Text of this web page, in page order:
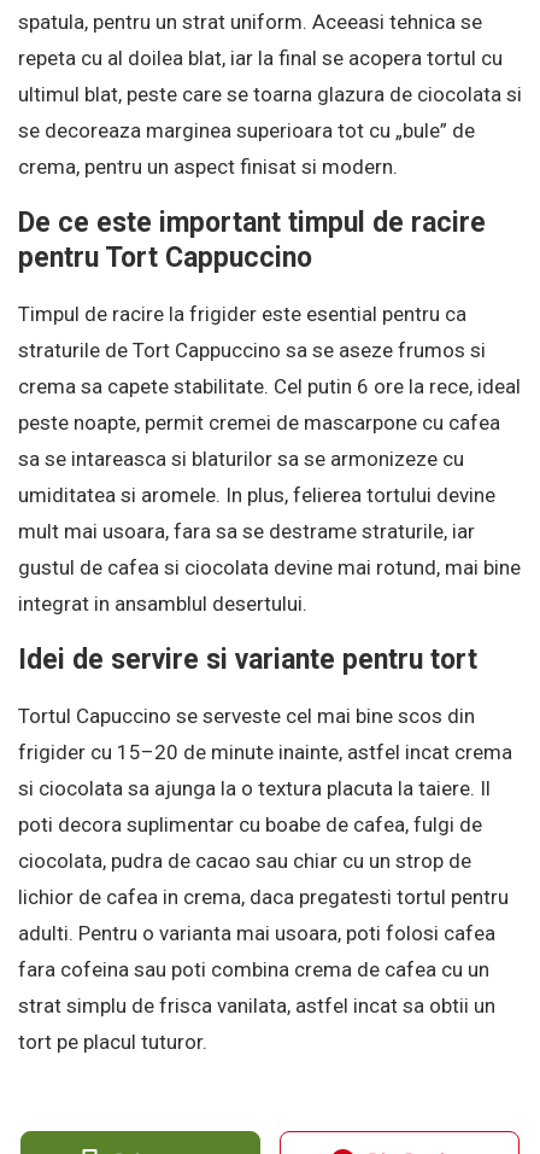
spatula, pentru un strat uniform. Aceeasi tehnica se
repeta cu al doilea blat, iar la final se acopera tortul cu
ultimul blat, peste care se toarna glazura de ciocolata si
se decoreaza marginea superioara tot cu „bule” de
crema, pentru un aspect finisat si modern.
De ce este important timpul de racire
pentru Tort Cappuccino
Timpul de racire la frigider este esential pentru ca
straturile de Tort Cappuccino sa se aseze frumos si
crema sa capete stabilitate. Cel putin 6 ore la rece, ideal
peste noapte, permit cremei de mascarpone cu cafea
sa se intareasca si blaturilor sa se armonizeze cu
umiditatea si aromele. In plus, felierea tortului devine
mult mai usoara, fara sa se destrame straturile, iar
gustul de cafea si ciocolata devine mai rotund, mai bine
integrat in ansamblul desertului.
Idei de servire si variante pentru tort
Tortul Capuccino se serveste cel mai bine scos din
frigider cu 15–20 de minute inainte, astfel incat crema
si ciocolata sa ajunga la o textura placuta la taiere. Il
poti decora suplimentar cu boabe de cafea, fulgi de
ciocolata, pudra de cacao sau chiar cu un strop de
lichior de cafea in crema, daca pregatesti tortul pentru
adulti. Pentru o varianta mai usoara, poti folosi cafea
fara cofeina sau poti combina crema de cafea cu un
strat simplu de frisca vanilata, astfel incat sa obtii un
tort pe placul tuturor.